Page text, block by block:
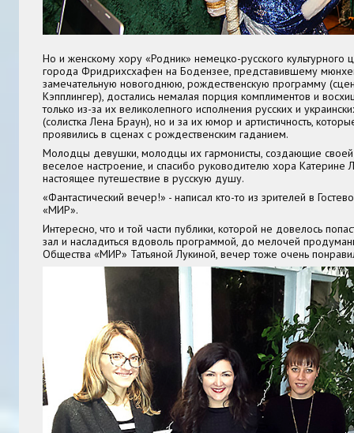
Но и женскому хору «Родник» немецко-русского культурного
города Фридрихсхафен на Бодензее, представившему
замечательную новогоднюю, рождественскую программу
Кэпплингер), достались немалая порция комплиментов и
только из-за их великолепного исполнения русских и
(солистка Лена Браун), но и за их юмор и артистичность,
проявились в сценах с рождественским гаданием.
Молодцы девушки, молодцы их гармонисты, создающие
веселое настроение, и спасибо руководителю хора Катерине
настоящее путешествие в русскую душу.
«Фантастический вечер!» - написал кто-то из зрителей в
«МИР».
Интересно, что и той части публики, которой не довелось
зал и насладиться вдоволь программой, до мелочей
Общества «МИР» Татьяной Лукиной, вечер тоже очень